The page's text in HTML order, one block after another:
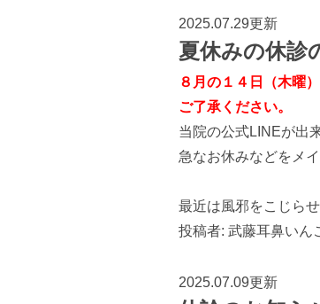
2025.07.29更新
夏休みの休診
８月の１４日（木曜
ご了承ください。
当院の公式LINEが出
急なお休みなどをメ
最近は風邪をこじら
投稿者: 武藤耳鼻いん
2025.07.09更新